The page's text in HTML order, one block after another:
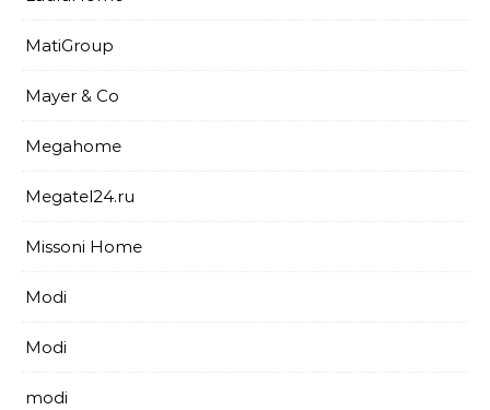
MatiGroup
Mayer & Co
Megahome
Megatel24.ru
Missoni Home
Modi
Modi
modi